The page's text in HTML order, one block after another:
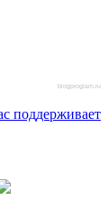
blogprogram.ru
поддерживает